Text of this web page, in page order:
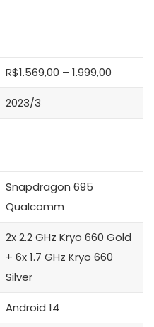
R$1.569,00 – 1.999,00
2023/3
Snapdragon 695
Qualcomm
2x 2.2 GHz Kryo 660 Gold
+ 6x 1.7 GHz Kryo 660
Silver
Android 14